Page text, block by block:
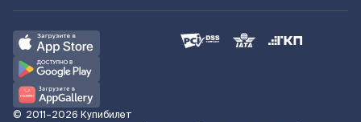
© 2011–2026 Купибилет